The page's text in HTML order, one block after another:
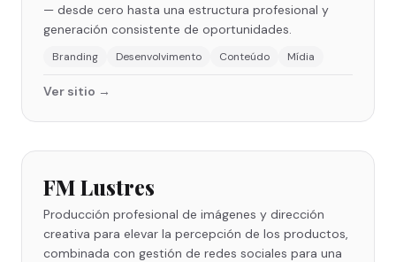
— desde cero hasta una estructura profesional y
generación consistente de oportunidades.
Branding Desenvolvimento Conteúdo Mídia
Ver sitio →
FM Lustres
Producción profesional de imágenes y dirección
creativa para elevar la percepción de los productos,
combinada con gestión de redes sociales para una